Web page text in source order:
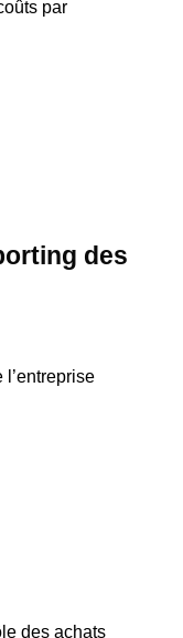
par
des
l’entreprise
des achats